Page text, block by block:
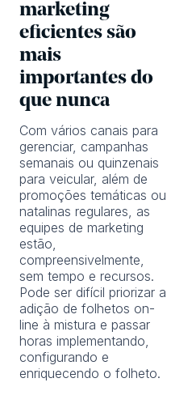
marketing
eficientes são
mais
importantes do
que nunca
Com vários canais para
gerenciar, campanhas
semanais ou quinzenais
para veicular, além de
promoções temáticas ou
natalinas regulares, as
equipes de marketing
estão,
compreensivelmente,
sem tempo e recursos.
Pode ser difícil priorizar a
adição de folhetos on-
line à mistura e passar
horas implementando,
configurando e
enriquecendo o folheto.